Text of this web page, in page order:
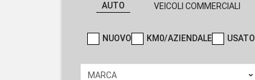
AUTO VEICOLI COMMERCIALI
NUOVO KM0/AZIENDALE USATO